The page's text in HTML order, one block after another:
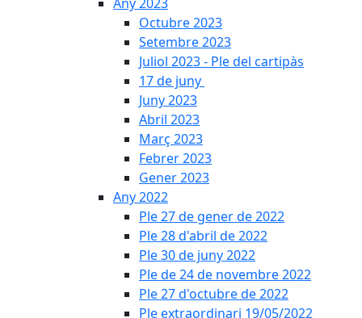
Octubre 2023
Setembre 2023
Juliol 2023 - Ple del cartipàs
17 de juny
Juny 2023
Abril 2023
Març 2023
Febrer 2023
Gener 2023
Any 2022
Ple 27 de gener de 2022
Ple 28 d'abril de 2022
Ple 30 de juny 2022
Ple de 24 de novembre 2022
Ple 27 d'octubre de 2022
Ple extraordinari 19/05/2022